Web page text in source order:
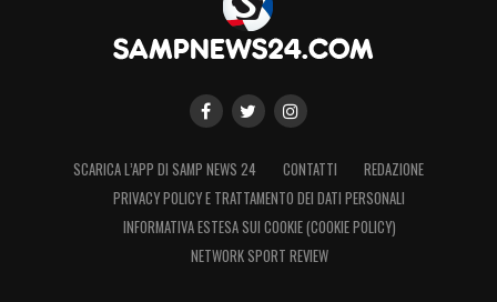
SCARICA L’APP DI SAMP NEWS 24 CONTATTI
REDAZIONE
PRIVACY POLICY E TRATTAMENTO DEI DATI PERSONALI
INFORMATIVA ESTESA SUI COOKIE (COOKIE POLICY)
NETWORK SPORT REVIEW